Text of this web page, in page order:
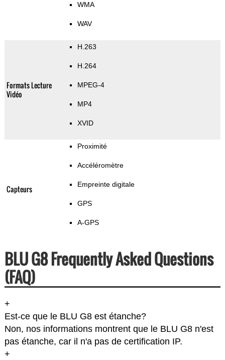
WMA
WAV
Formats Lecture
Vidéo
H.263
H.264
MPEG-4
MP4
XVID
Capteurs
Proximité
Accéléromètre
Empreinte digitale
GPS
A-GPS
BLU G8 Frequently Asked Questions
(FAQ)
+
Est-ce que le BLU G8 est étanche?
Non, nos informations montrent que le BLU G8 n'est
pas étanche, car il n'a pas de certification IP.
+